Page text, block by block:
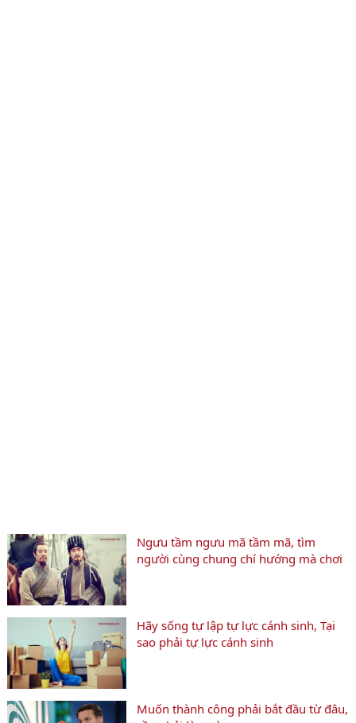
Ngưu tầm ngưu mã tầm mã, tìm
người cùng chung chí hướng mà chơi
Hãy sống tự lập tự lực cánh sinh, Tại
sao phải tự lực cánh sinh
Muốn thành công phải bắt đầu từ đâu,